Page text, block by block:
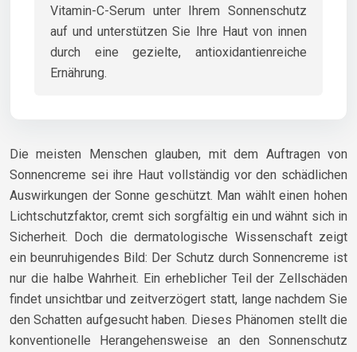
Vitamin-C-Serum unter Ihrem Sonnenschutz
auf und unterstützen Sie Ihre Haut von innen
durch eine gezielte, antioxidantienreiche
Ernährung.
Die meisten Menschen glauben, mit dem Auftragen von
Sonnencreme sei ihre Haut vollständig vor den schädlichen
Auswirkungen der Sonne geschützt. Man wählt einen hohen
Lichtschutzfaktor, cremt sich sorgfältig ein und wähnt sich in
Sicherheit. Doch die dermatologische Wissenschaft zeigt
ein beunruhigendes Bild: Der Schutz durch Sonnencreme ist
nur die halbe Wahrheit. Ein erheblicher Teil der Zellschäden
findet unsichtbar und zeitverzögert statt, lange nachdem Sie
den Schatten aufgesucht haben. Dieses Phänomen stellt die
konventionelle Herangehensweise an den Sonnenschutz